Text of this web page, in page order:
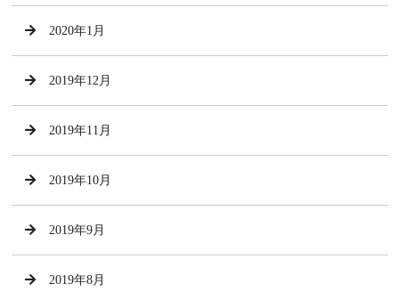
2020年1月
2019年12月
2019年11月
2019年10月
2019年9月
2019年8月